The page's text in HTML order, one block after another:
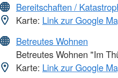
Bereitschaften /
Karte: Link zur Google
Betreutes Wohnen
Betreutes Wohnen "Im
Karte: Link zur Google